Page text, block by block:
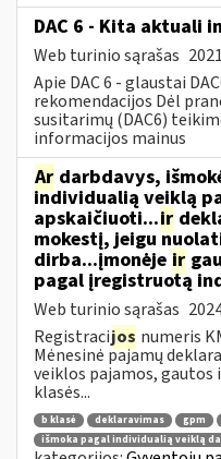
DAC 6 - Kita aktuali
Web turinio sąrašas
Apie DAC 6 - glaustai
rekomendacijos Dėl
susitarimų (DAC6)
informacijos mainus
Ar darbdavys,
individualią veiklą
apskaičiuoti...ir
mokestį, jeigu
dirba...įmonėje ir
pagal įregistruotą
Web turinio sąrašas
Registracijos numeris
Mėnesinė pajamų
veiklos pajamos, gautos
klasės...
b klasė deklaravimas gpm
išmoka pagal individualią veiklą